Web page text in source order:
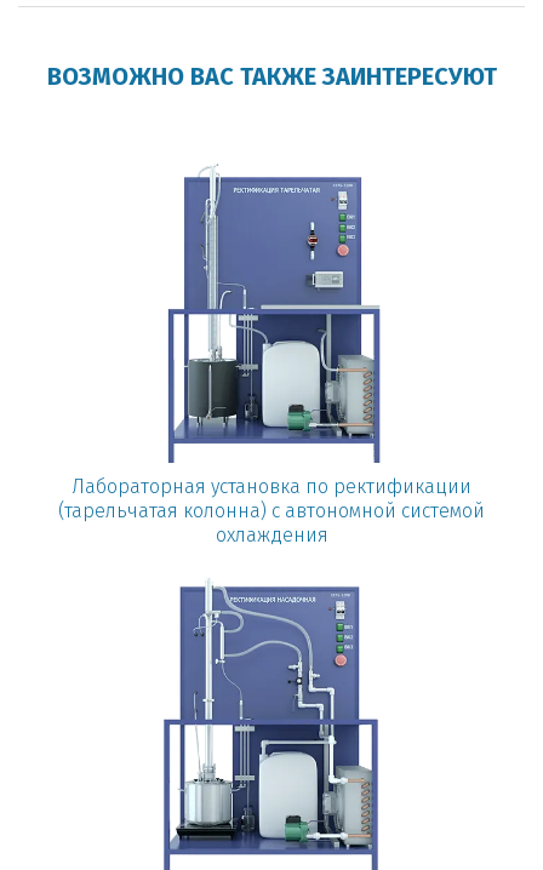
ВОЗМОЖНО ВАС ТАКЖЕ ЗАИНТЕРЕСУЮТ
Лабораторная установка по ректификации
(тарельчатая колонна) с автономной системой
охлаждения